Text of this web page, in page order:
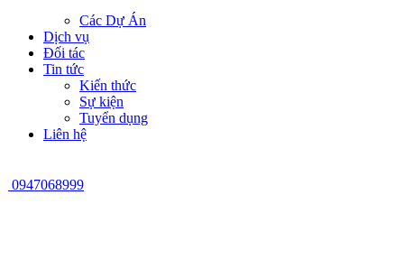
Các Dự Án
Dịch vụ
Đối tác
Tin tức
Kiến thức
Sự kiện
Tuyển dụng
Liên hệ
0947068999